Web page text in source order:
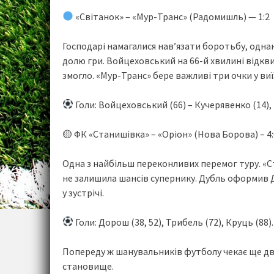
«Світанок» – «Мур-Транс» (Радомишль) — 1:2
Господарі намагалися нав’язати боротьбу,
долю гри. Войцеховський на 66-й хвилині
змогло. «Мур-Транс» бере важливі три очки у
Голи: Войцеховський (66) – Кучерявенко
🟡 ФК «Станишівка» – «Оріон» (Нова Борова) –
Одна з найбільш переконливих перемог туру.
не залишила шансів супернику. Дубль
у зустрічі.
Голи: Дорош (38, 52), Трибель (72), Круць (88).
Попереду ж шанувальників футболу чекає ще
становище.